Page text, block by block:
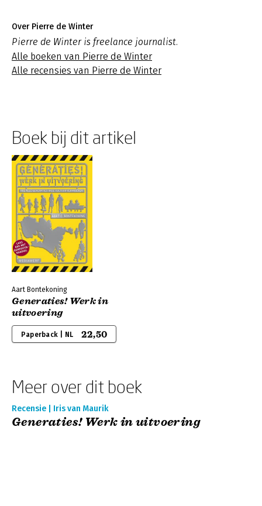
Over Pierre de Winter
Pierre de Winter is freelance journalist.
Alle boeken van Pierre de Winter
Alle recensies van Pierre de Winter
Boek bij dit artikel
Aart Bontekoning
Generaties! Werk in
uitvoering
Paperback | NL 22,50
Meer over dit boek
Recensie | Iris van Maurik
Generaties! Werk in uitvoering